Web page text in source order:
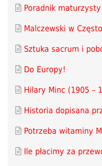
Poradnik maturzysty
Malczewski w
Sztuka sacrum i
Do Europy!
Hilary Minc (1905 –
Historia dopisana
Potrzeba witaminy M
Ile płacimy za